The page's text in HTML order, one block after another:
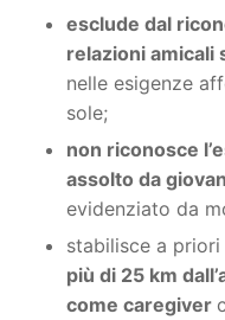
esclude dal
relazioni amicali
nelle esigenze
sole;
non riconosce
assolto da
evidenziato da
stabilisce a priori
più di 25 km
come caregiver